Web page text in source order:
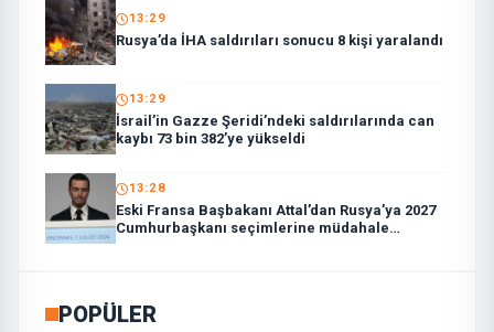
13:29
Rusya’da İHA saldırıları sonucu 8 kişi yaralandı
13:29
İsrail’in Gazze Şeridi’ndeki saldırılarında can
kaybı 73 bin 382’ye yükseldi
13:28
Eski Fransa Başbakanı Attal’dan Rusya’ya 2027
Cumhurbaşkanı seçimlerine müdahale
POPÜLER